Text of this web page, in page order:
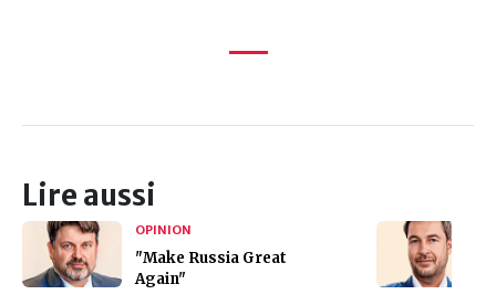
Lire aussi
OPINION
"Make Russia Great
Again"